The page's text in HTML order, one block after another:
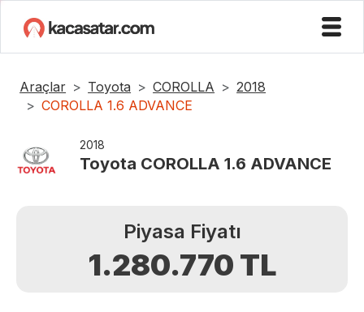
Araçlar Toyota COROLLA
2018
COROLLA 1.6 ADVANCE
2018
Toyota COROLLA 1.6 ADVANCE
Piyasa Fiyatı
1.280.770 TL